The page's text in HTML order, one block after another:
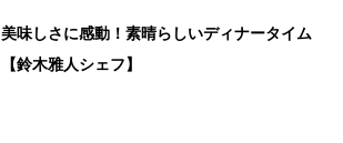
美味しさに感動！素晴らしいディナータイム
【鈴木雅人シェフ】